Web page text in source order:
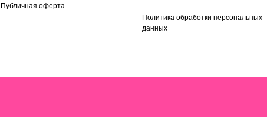
Публичная оферта
Политика обработки персональных
данных